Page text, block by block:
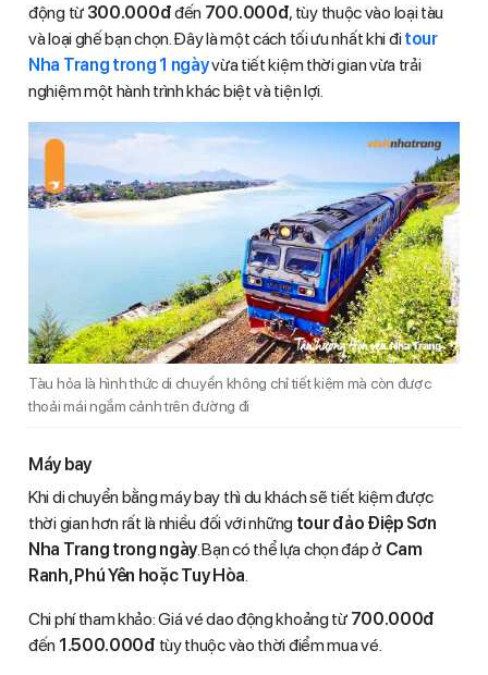
động từ 300.000đđến 700.000đ, tùy thuộc vào loại tàu
và loại ghế bạn chọn. Đây là một cách tối ưu nhất khi đitour
Nha Trang trong 1 ngàyvừa tiết kiệm thời gian vừa trải
nghiệm một hành trình khác biệt và tiện lợi.
Tàu hỏa là hình thức di chuyển không chỉ tiết kiệm mà còn được
thoải mái ngắm cảnh trên đường đi
Máy bay
Khi di chuyển bằng máy bay thì du khách sẽ tiết kiệm được
thời gian hơn rất là nhiều đối với những tour đảo Điệp Sơn
Nha Trang trong ngày. Bạn có thể lựa chọn đáp ở Cam
Ranh, Phú Yên hoặc Tuy Hòa.
Chi phí tham khảo: Giá vé dao động khoảng từ 700.000đ
đến 1.500.000đ tùy thuộc vào thời điểm mua vé.